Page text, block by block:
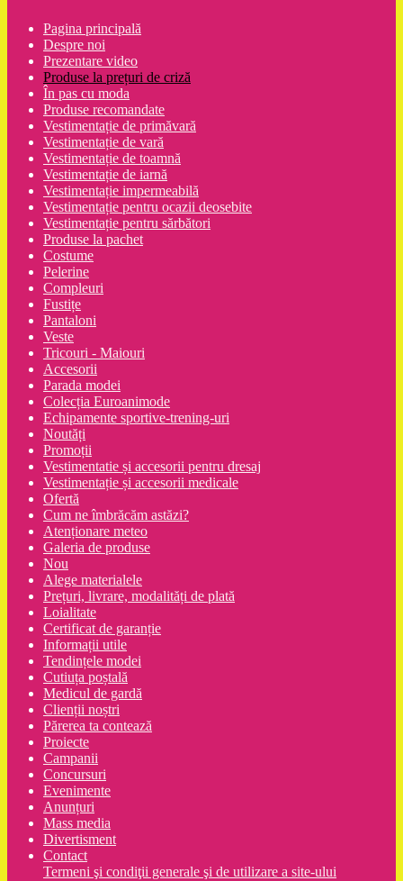
Pagina principală
Despre noi
Prezentare video
Produse la prețuri de criză
În pas cu moda
Produse recomandate
Vestimentație de primăvară
Vestimentație de vară
Vestimentație de toamnă
Vestimentație de iarnă
Vestimentație impermeabilă
Vestimentație pentru ocazii deosebite
Vestimentație pentru sărbători
Produse la pachet
Costume
Pelerine
Compleuri
Fustițe
Pantaloni
Veste
Tricouri - Maiouri
Accesorii
Parada modei
Colecția Euroanimode
Echipamente sportive-trening-uri
Noutăți
Promoții
Vestimentatie și accesorii pentru dresaj
Vestimentație și accesorii medicale
Ofertă
Cum ne îmbrăcăm astăzi?
Atenționare meteo
Galeria de produse
Nou
Alege materialele
Prețuri, livrare, modalități de plată
Loialitate
Certificat de garanție
Informații utile
Tendințele modei
Cutiuța poștală
Medicul de gardă
Clienții noștri
Părerea ta contează
Proiecte
Campanii
Concursuri
Evenimente
Anunțuri
Mass media
Divertisment
Contact
Termeni şi condiţii generale şi de utilizare a site-ului